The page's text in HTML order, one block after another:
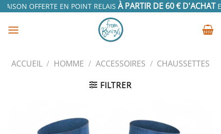
Passer
contenu
OFFERTE EN POINT RELAISÀ PARTIR DE 60 € D'ACHATEN
ACCUEIL / HOMME / ACCESSOIRES / CHAUSSETTES
FILTRER